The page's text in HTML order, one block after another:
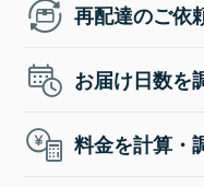
再配達のご依
お届け日数を
料金を計算・